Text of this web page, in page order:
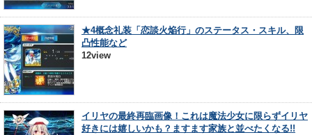
★4概念礼装「恋談火焔行」のステータス・スキル、限
凸性能など
12view
イリヤの最終再臨画像！これは魔法少女に限らずイリヤ
好きには嬉しいかも？ますます家族と並べたくなる!!